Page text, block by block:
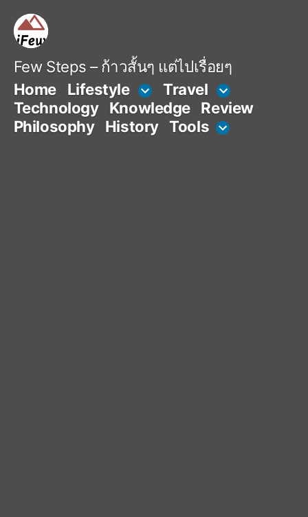
content
Few Steps – ก้าวสั้นๆ แต่ไปเรื่อยๆ
Home
Lifestyle
Travel
Technology
Knowledge Review
Philosophy
History Tools